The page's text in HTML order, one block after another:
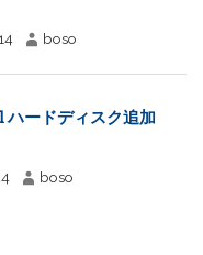
boso
ードディスク追加
boso